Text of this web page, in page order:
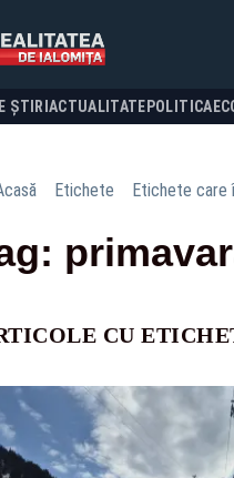
ȘTIRI ACTUALITATE POLITICA
Etichete Etichete care
CU